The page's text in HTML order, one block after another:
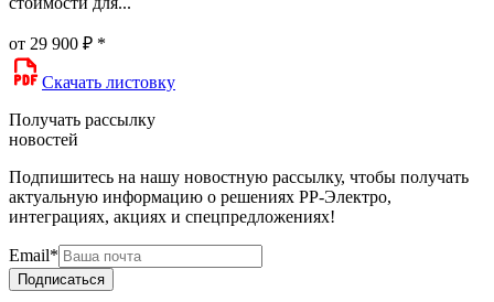
от 29 900 ₽ *
Скачать листовку
Получать рассылку
новостей
Подпишитесь на нашу новостную рассылку, чтобы получать
актуальную информацию о решениях РР‑Электро,
интеграциях, акциях и спецпредложениях!
Email*
Подписаться